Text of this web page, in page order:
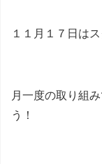
１１月１７日は
月一度の取り組
う！